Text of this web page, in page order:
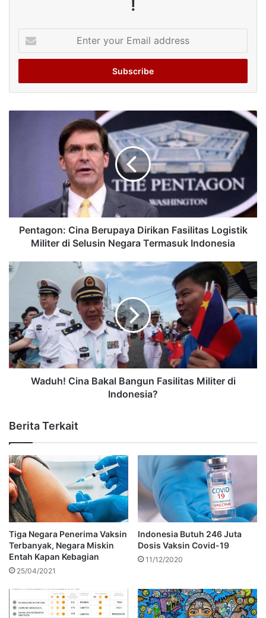
!
your
Email
Pentagon: Cina Berupaya Dirikan Fasilitas Logistik
Militer di Selusin Negara Termasuk Indonesia
Waduh! Cina Bakal Bangun Fasilitas Militer di
Indonesia?
Berita Terkait
Tiga Negara Penerima Vaksin
Terbanyak, Negara Miskin
Entah Kapan Kebagian
25/04/2021
Indonesia Butuh 246 Juta
Dosis Vaksin Covid-19
11/12/2020